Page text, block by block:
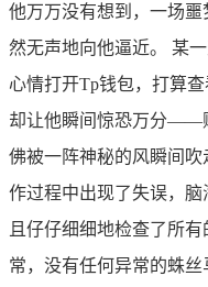
他万万没有想到，一场
然无声地向他逼近。 某
心情打开Tp钱包，打算
却让他瞬间惊恐万分——
佛被一阵神秘的风瞬间
作过程中出现了失误，
且仔仔细细地检查了所
常，没有任何异常的蛛